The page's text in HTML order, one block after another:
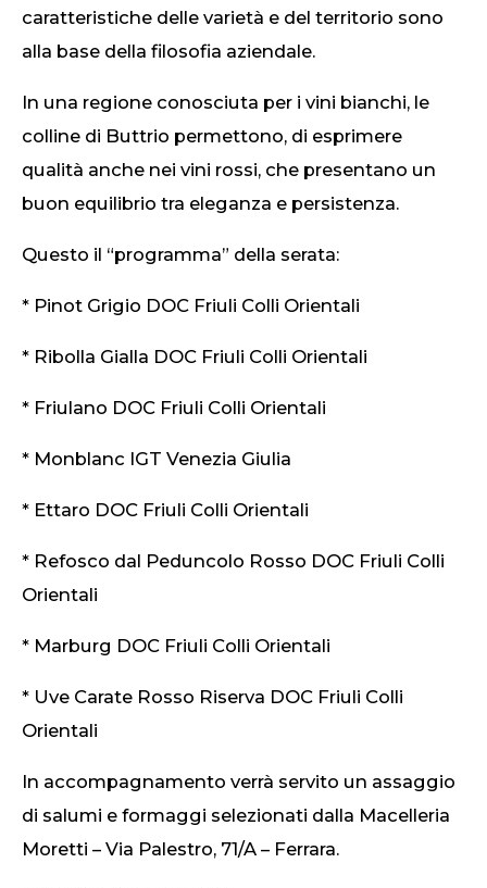
caratteristiche delle varietà e del territorio sono
alla base della filosofia aziendale.
In una regione conosciuta per i vini bianchi, le
colline di Buttrio permettono, di esprimere
qualità anche nei vini rossi, che presentano un
buon equilibrio tra eleganza e persistenza.
Questo il “programma” della serata:
* Pinot Grigio DOC Friuli Colli Orientali
* Ribolla Gialla DOC Friuli Colli Orientali
* Friulano DOC Friuli Colli Orientali
* Monblanc IGT Venezia Giulia
* Ettaro DOC Friuli Colli Orientali
* Refosco dal Peduncolo Rosso DOC Friuli Colli
Orientali
* Marburg DOC Friuli Colli Orientali
* Uve Carate Rosso Riserva DOC Friuli Colli
Orientali
In accompagnamento verrà servito un assaggio
di salumi e formaggi selezionati dalla Macelleria
Moretti – Via Palestro, 71/A – Ferrara.